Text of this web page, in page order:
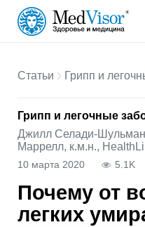
Статьи Грипп и
Грипп и легочные
Джилл Селади-
Маррелл, к.м.н.,
10 марта 2020 5.1K
Почему от
легких